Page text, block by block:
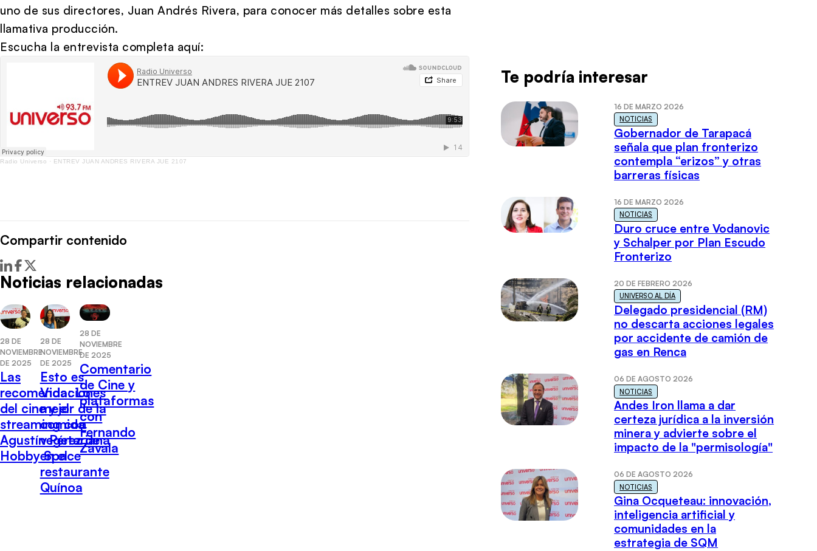
uno de sus directores, Juan Andrés Rivera, para conocer más detalles sobre esta
llamativa producción.
Escucha la entrevista completa aquí:
Radio Universo · ENTREV JUAN ANDRES RIVERA JUE 2107
Compartir contenido
Noticias relacionadas
28 DE
NOVIEMBRE
DE 2025
Las
recomendaciones
del cine y el
streaming con
Agustín Pérez de
Hobby Space
28 DE
NOVIEMBRE
DE 2025
Esto es
Vida: Lo
mejor de la
comida
vegetariana
en el
restaurante
Quínoa
28 DE
NOVIEMBRE
DE 2025
Comentario
de Cine y
plataformas
con
Fernando
Zavala
Te podría interesar
16 DE MARZO 2026
NOTICIAS
Gobernador de Tarapacá
señala que plan fronterizo
contempla “erizos” y otras
barreras físicas
16 DE MARZO 2026
NOTICIAS
Duro cruce entre Vodanovic
y Schalper por Plan Escudo
Fronterizo
20 DE FEBRERO 2026
UNIVERSO AL DÍA
Delegado presidencial (RM)
no descarta acciones legales
por accidente de camión de
gas en Renca
06 DE AGOSTO 2026
NOTICIAS
Andes Iron llama a dar
certeza jurídica a la inversión
minera y advierte sobre el
impacto de la "permisología"
06 DE AGOSTO 2026
NOTICIAS
Gina Ocqueteau: innovación,
inteligencia artificial y
comunidades en la
estrategia de SQM